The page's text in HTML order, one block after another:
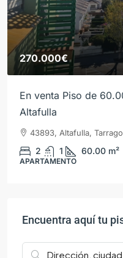
270.000€
En venta Piso de
Altafulla
43893, Altafulla,
2 1 60.00 m²
APARTAMENTO
Encuentra aquí tu